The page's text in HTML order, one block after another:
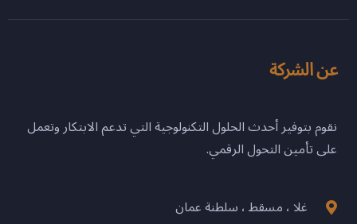
عن الشركة
نقوم بتوفير أحدث الحلول التكنولوجية التي تدعم الابتكار وتعمل
على تأمين التحول الرقمي.
غلا ، مسقط ، سلطنة عمان